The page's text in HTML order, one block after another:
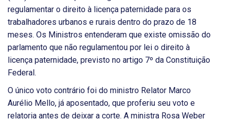
regulamentar o direito à licença paternidade para os
trabalhadores urbanos e rurais dentro do prazo de 18
meses. Os Ministros entenderam que existe omissão do
parlamento que não regulamentou por lei o direito à
licença paternidade, previsto no artigo 7º da Constituição
Federal.
O único voto contrário foi do ministro Relator Marco
Aurélio Mello, já aposentado, que proferiu seu voto e
relatoria antes de deixar a corte. A ministra Rosa Weber